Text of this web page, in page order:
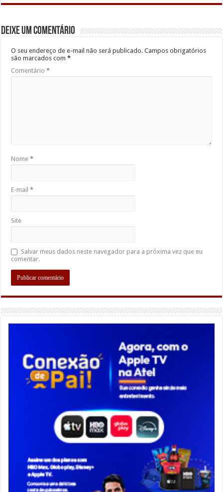
Deixe um comentário
O seu endereço de e-mail não será publicado. Campos obrigatórios
são marcados com*
Comentário*
Nome*
E-mail*
Site
Salvar meus dados neste navegador para a próxima vez que eu
comentar.